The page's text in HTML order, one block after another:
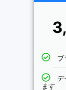
ブ
デ
ます